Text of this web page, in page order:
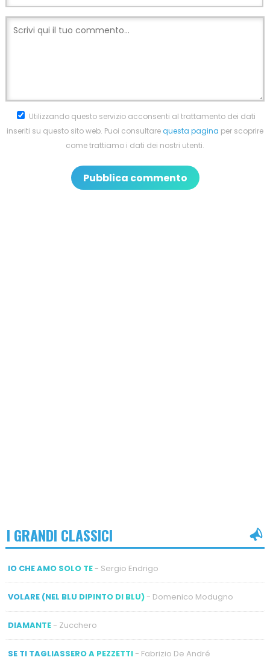
Utilizzando questo servizio acconsenti al trattamento dei dati
inseriti su questo sito web. Puoi consultarequesta pagina per scoprire
come trattiamo i dati dei nostri utenti.
I GRANDI CLASSICI
IO CHE AMO SOLO TE- Sergio Endrigo
VOLARE (NEL BLU DIPINTO DI BLU)- Domenico Modugno
DIAMANTE- Zucchero
SE TI TAGLIASSERO A PEZZETTI- Fabrizio De André